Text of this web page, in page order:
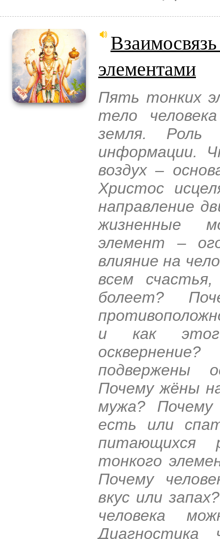
элементами
Пять тонких
тело
земля. Роль
информации.
воздух –
Христос
направление
жизненные
элемент –
влияние на
всем
болеет?
и как
подвержены
Почему жёны
мужа? Почему
есть или
питающихся
тонкого
Почему
вкус или
человека